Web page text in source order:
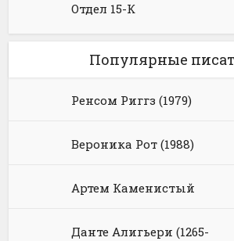
Отдел 15-К
Популярные
Ренсом Риггз (1979)
Вероника Рот (1988)
Артем Каменистый
Данте Алигьери (1265-